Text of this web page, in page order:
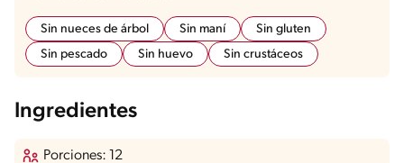
Sin nueces de árbol Sin maní
Sin gluten
Sin pescado
Sin huevo Sin crustáceos
Ingredientes
Porciones: 12